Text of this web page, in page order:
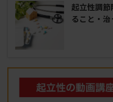
起立性調
ること・